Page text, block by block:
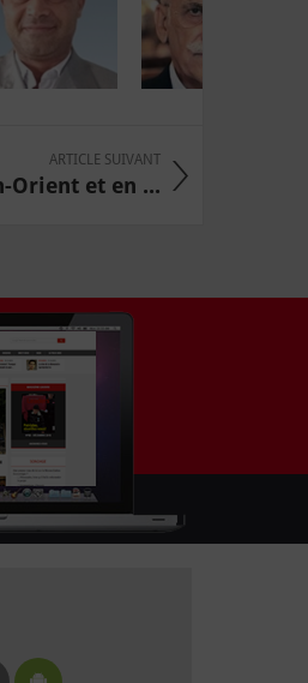
ARTICLE SUIVANT
Orient et en ...